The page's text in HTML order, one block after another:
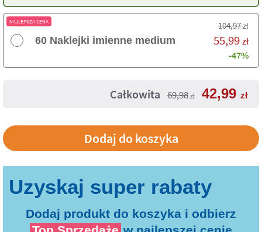
NAJLEPSZA CENA
60 Naklejki imienne medium
104,97zł
55,99 zł
-47%
Całkowita 69,98 zł 42,99 zł
Dodaj produkt do koszyka i odbierz